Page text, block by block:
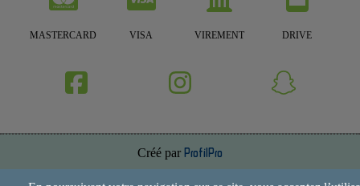
MASTERCARD VISA VIREMENT DRIVE
Créé par ProfilPro
Annuaire de site